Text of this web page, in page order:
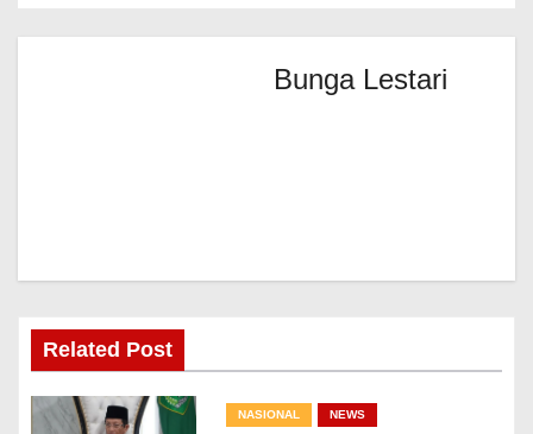
Bunga Lestari
Related Post
NASIONAL NEWS